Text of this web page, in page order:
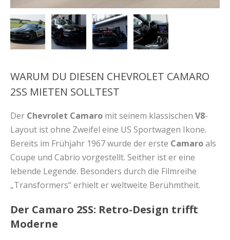
WARUM DU DIESEN CHEVROLET CAMARO
2SS MIETEN SOLLTEST
Der Chevrolet Camaro mit seinem klassischen V8-
Layout ist ohne Zweifel eine US Sportwagen Ikone.
Bereits im Frühjahr 1967 wurde der erste Camaroals
Coupe und Cabrio vorgestellt. Seither ist er eine
lebende Legende. Besonders durch die Filmreihe
„Transformers“ erhielt er weltweite Berühmtheit.
Der Camaro 2SS: Retro-Design trifft
Moderne